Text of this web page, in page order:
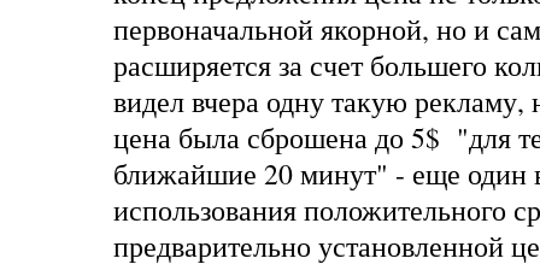
первоначальной якорной, но и
расширяется за счет большего
видел вчера одну такую
цена была сброшена до 5$ "для
ближайшие 20 минут" - еще один
использования положительного
предварительно установленной